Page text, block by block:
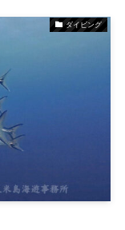
ダイビング